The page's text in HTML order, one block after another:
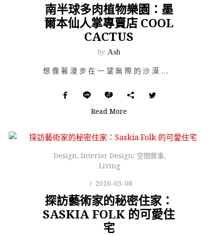
南半球多肉植物樂園：墨
爾本仙人掌專賣店 COOL
CACTUS
by Ash
想像著漫步在一望無際的沙漠，無意間看見無數的仙人掌環繞聚集而成一片綠州，也許正如這個炎熱的夏天走進泳…
Read More
Design, Interior Design/ 空間敘事,
Living
2016-03-08
探訪藝術家的秘密住家：
SASKIA FOLK 的可愛住
宅